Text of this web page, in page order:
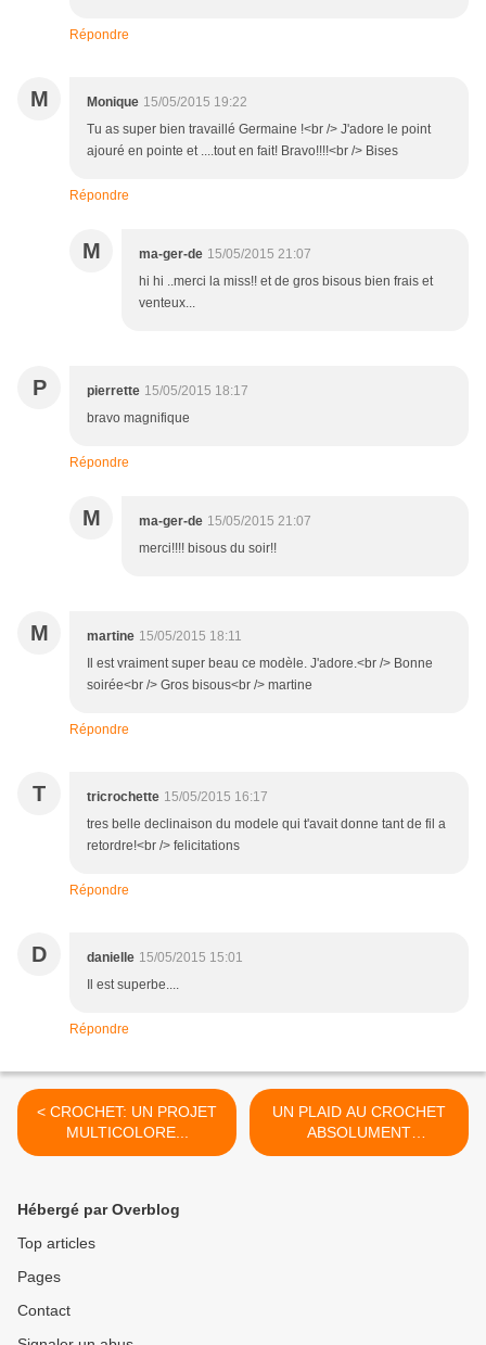
Répondre
M Monique 15/05/2015 19:22
Tu as super bien travaillé Germaine !<br /> J'adore le point
ajouré en pointe et ....tout en fait! Bravo!!!!<br /> Bises
Répondre
M ma-ger-de 15/05/2015 21:07
hi hi ..merci la miss!! et de gros bisous bien frais et
venteux...
P pierrette 15/05/2015 18:17
bravo magnifique
Répondre
M ma-ger-de 15/05/2015 21:07
merci!!!! bisous du soir!!
M martine 15/05/2015 18:11
Il est vraiment super beau ce modèle. J'adore.<br /> Bonne
soirée<br /> Gros bisous<br /> martine
Répondre
T tricrochette 15/05/2015 16:17
tres belle declinaison du modele qui t'avait donne tant de fil a
retordre!<br /> felicitations
Répondre
D danielle 15/05/2015 15:01
Il est superbe....
Répondre
< CROCHET: UN PROJET
MULTICOLORE...
UN PLAID AU CROCHET
ABSOLUMENT
MAGNIFIQUE!!! >
Hébergé par Overblog
Top articles
Pages
Contact